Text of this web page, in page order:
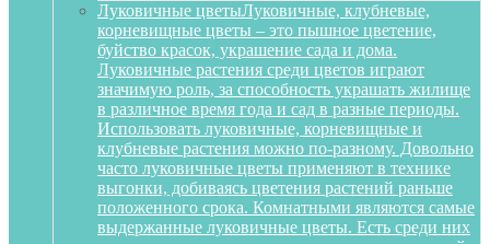
Луковичные цветыЛуковичные, клубневые,
корневищные цветы – это пышное цветение,
буйство красок, украшение сада и дома.
Луковичные растения среди цветов играют
значимую роль, за способность украшать жилище
в различное время года и сад в разные периоды.
Использовать луковичные, корневищные и
клубневые растения можно по-разному. Довольно
часто луковичные цветы применяют в технике
выгонки, добиваясь цветения растений раньше
положенного срока. Комнатными являются самые
выдержанные луковичные цветы. Есть среди них